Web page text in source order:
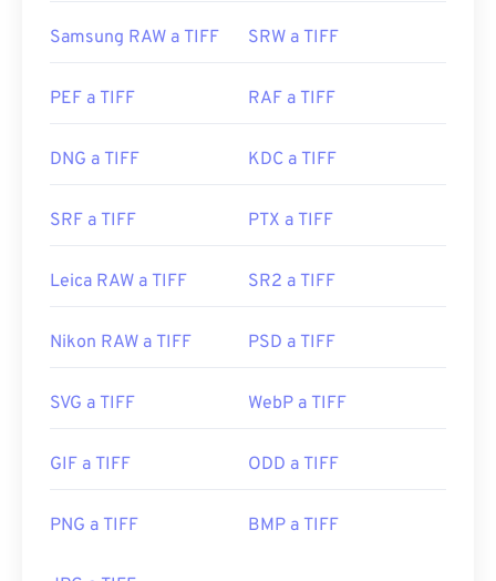
Samsung RAW a TIFF SRW a TIFF
PEF a TIFF RAF a TIFF
DNG a TIFF KDC a TIFF
SRF a TIFF PTX a TIFF
Leica RAW a TIFF SR2 a TIFF
Nikon RAW a TIFF PSD a TIFF
SVG a TIFF WebP a TIFF
GIF a TIFF ODD a TIFF
PNG a TIFF BMP a TIFF